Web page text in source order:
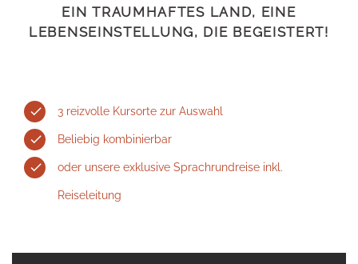
EIN TRAUMHAFTES LAND, EINE
LEBENSEINSTELLUNG, DIE BEGEISTERT!
3 reizvolle Kursorte zur Auswahl
Beliebig kombinierbar
oder unsere exklusive Sprachrundreise inkl.
Reiseleitung